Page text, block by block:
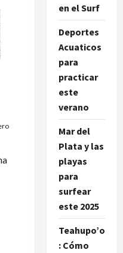
en el Surf
Deportes
Acuaticos
para
practicar
este
verano
Mar del
Plata y las
playas
para
surfear
este 2025
Teahupo’o
: Cómo